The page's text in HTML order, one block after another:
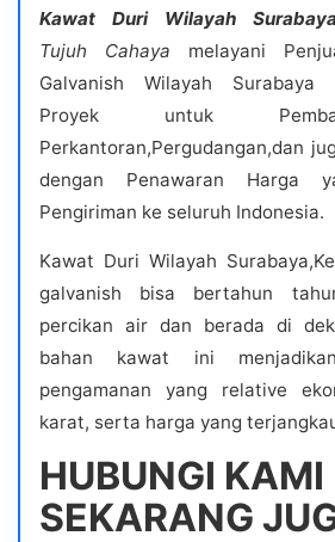
Kawat Duri Wilayah
Tujuh Cahaya melayani
Galvanish Wilayah Surabaya
Proyek untuk
Perkantoran,Pergudangan,dan
dengan Penawaran Harga
Pengiriman ke seluruh Indonesia.
Kawat Duri Wilayah
galvanish bisa bertahun
percikan air dan berada di
bahan kawat ini
pengamanan yang relative
karat, serta harga yang
HUBUNGI KAMI
SEKARANG